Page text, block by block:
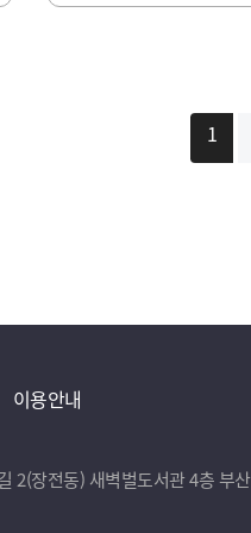
1
이용안내
2(장전동) 새벽벌도서관 4층 부